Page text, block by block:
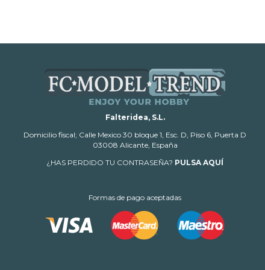
Falteridea, S.L.
Domicilio fiscal; Calle Mexico 30 bloque 1, Esc. D, Piso 6, Puerta D
03008 Alicante, España
¿HAS PERDIDO TU CONTRASEÑA? PULSA AQUÍ
Formas de pago aceptadas